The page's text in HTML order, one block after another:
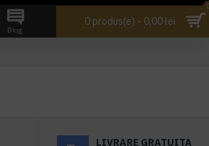
Blog
0 produs(e) - 0,00 lei
LIVRARE GRATUITA